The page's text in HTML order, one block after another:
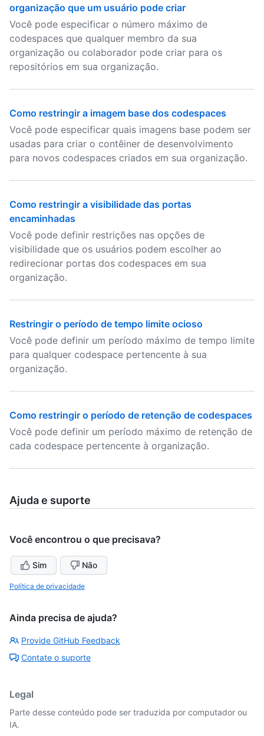
organização que um usuário pode criar
Você pode especificar o número máximo de
codespaces que qualquer membro da sua
organização ou colaborador pode criar para os
repositórios em sua organização.
Como restringir a imagem base dos codespaces
Você pode especificar quais imagens base podem ser
usadas para criar o contêiner de desenvolvimento
para novos codespaces criados em sua organização.
Como restringir a visibilidade das portas
encaminhadas
Você pode definir restrições nas opções de
visibilidade que os usuários podem escolher ao
redirecionar portas dos codespaces em sua
organização.
Restringir o período de tempo limite ocioso
Você pode definir um período máximo de tempo limite
para qualquer codespace pertencente à sua
organização.
Como restringir o período de retenção de codespaces
Você pode definir um período máximo de retenção de
cada codespace pertencente à organização.
Ajuda e suporte
Você encontrou o que precisava?
Sim Não
Política de privacidade
Ainda precisa de ajuda?
Provide GitHub Feedback
Contate o suporte
Legal
Parte desse conteúdo pode ser traduzida por computador ou
IA.